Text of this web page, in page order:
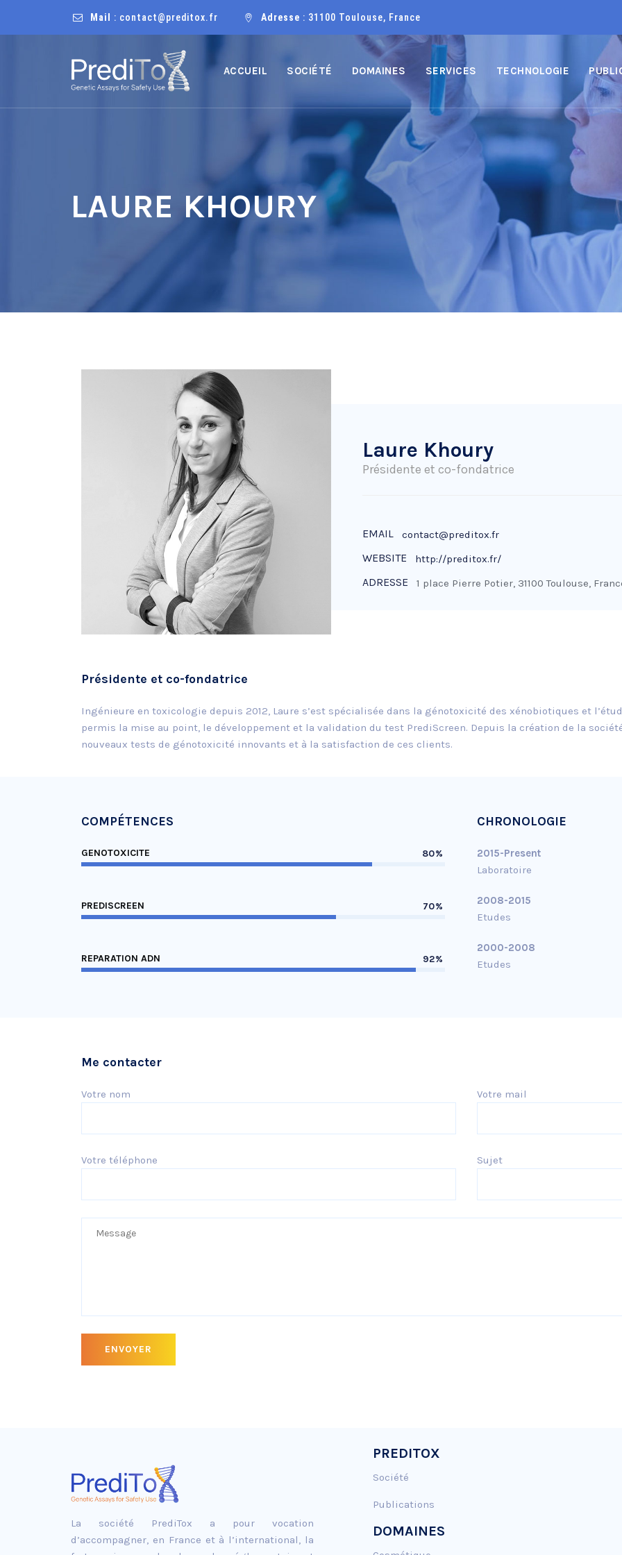
Mail : contact@preditox.fr Adresse : 31100 Toulouse, France
ACCUEIL SOCIÉTÉ DOMAINES SERVICES TECHNOLOGIE
LAURE KHOURY
Laure Khoury
Présidente et co-fondatrice
EMAIL contact@preditox.fr
WEBSITE http://preditox.fr/
ADRESSE 1 place Pierre Potier, 31100 Toulouse,
Présidente et co-fondatrice
Ingénieure en toxicologie depuis 2012, Laure s’est spécialisée dans la génotoxicité des xénobiotiques et
permis la mise au point, le développement et la validation du test PrediScreen. Depuis la création de la
nouveaux tests de génotoxicité innovants et à la satisfaction de ces clients.
COMPÉTENCES
GENOTOXICITE 80%
PREDISCREEN 70%
REPARATION ADN 92%
CHRONOLOGIE
2015-Present
Laboratoire
2008-2015
Etudes
2000-2008
Etudes
Me contacter
Votre nom Votre mail
Votre téléphone Sujet
La société PrediTox a pour vocation
d’accompagner, en France et à l’international, la
PREDITOX
Société
Publications
DOMAINES